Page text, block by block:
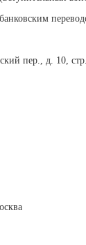
пер., д. 10,